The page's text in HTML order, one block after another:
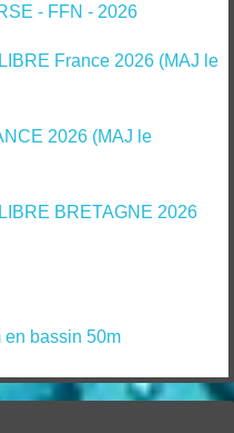
- FFN - 2026
France 2026 (MAJ le
2026 (MAJ le
BRETAGNE 2026
en bassin 50m